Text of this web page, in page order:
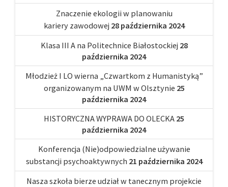
Znaczenie ekologii w planowaniu
kariery zawodowej 28 października 2024
Klasa III A na Politechnice Białostockiej 28
października 2024
Młodzież I LO wierna „Czwartkom z Humanistyką”
organizowanym na UWM w Olsztynie 25
października 2024
HISTORYCZNA WYPRAWA DO OLECKA 25
października 2024
Konferencja (Nie)odpowiedzialne używanie
substancji psychoaktywnych 21 października 2024
Nasza szkoła bierze udział w tanecznym projekcie